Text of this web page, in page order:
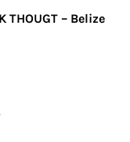
THOUGT – Belize